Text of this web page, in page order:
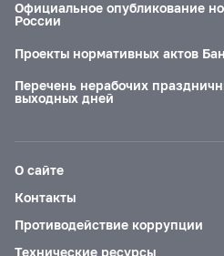
Официальное опубликование
России
Проекты нормативных актов
Перечень нерабочих
выходных дней
О сайте
Контакты
Противодействие коррупции
Технические ресурсы